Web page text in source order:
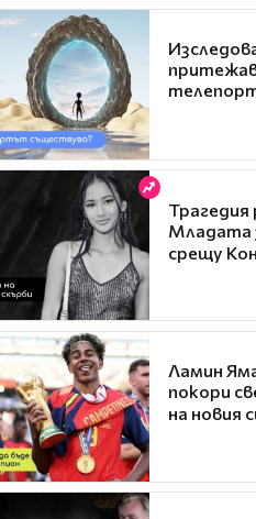
Трагедия
Младата
срещу
Ламин
покори
на новия